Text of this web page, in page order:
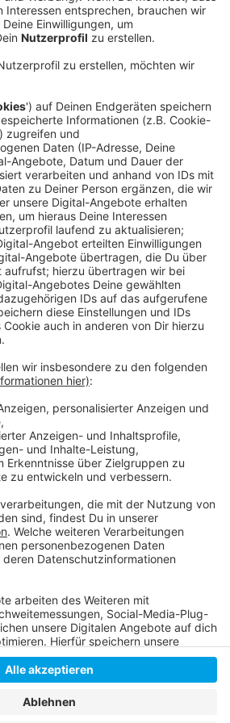
15.08.2020 05:51
Freitagmorgen (14. August 2020);
dann erst nach dem Testspiel
am gestrigen Abend. Der
Anweisungen vom
wird entschieden, wann und in
auf die anstehende
fortgesetzt wird. Den Test
hatte die Fortuna mit 5:0
zum Thema:
der Fortuna!
Ticker!
auf unserer Homepage!